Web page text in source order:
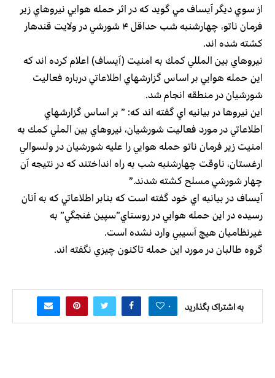
از سوي ديگر آيساف مي گويد كه در اثر حمله هوايي نيروهاي زير
فرمان ناتو، چهارشنبه شب حداقل ۴ شورشي در ولايت قندهار
كشته شده اند.
نيروهاي بين المللي كمك به امنيت (آيساف) اعلام كرده اند كه
اين حمله هوايي بر اساس گزارشهاي اطلاعاتي درباره فعاليت
شورشيان در منطقه انجام شد.
اين نيروها در بيانيه اي گفته اند كه:‌ ” بر اساس گزارشهاي
اطلاعاتي در مورد فعاليت شورشيان،‌ نيروهاي بين الملي كمك به
امنيت زير فرمان ناتو حمله هوايي را عليه شورشيان در ولسوالي
ارغستان، ناوقت چهارشنبه شب به راه انداختند كه در نتيجه آن
چهار شورشي مسلح كشته شدند.”
آيساف در بيانيه اي خود گفته است كه بنابر اطلاعاتي كه به آنان
رسيده در اين حمله هوايي در روستاي”‌سپين غنجگي” به
غيرنظاميان هيچ آسيبي وارد نشده است.
گروه طالبان در مورد اين حمله تاكنون چيزي نگفته اند.
به اشتراک بگذارید ۰